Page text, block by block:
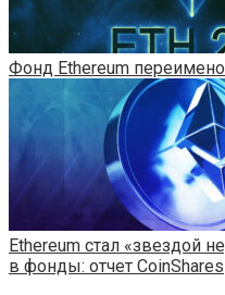
Фонд Ethereum
Ethereum стал «звездой
в фонды: отчет CoinShares